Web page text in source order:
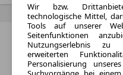
Fiat
6 Nutzer
Wir bzw.
technologische Mittel,
Tools auf unserer
Seitenfunktionen
Nutzungserlebnis zu
erweiterten
Personalisierung